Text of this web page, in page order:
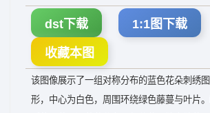
dst下载 1:1图下载
收藏本图
该图像展示了一组对称分布的蓝色花朵刺绣
形，中心为白色，周围环绕绿色藤蔓与叶片